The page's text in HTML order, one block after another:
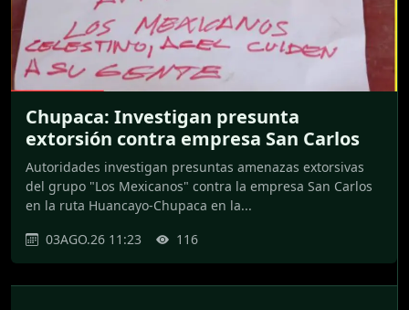
Chupaca: Investigan presunta
extorsión contra empresa San Carlos
Autoridades investigan presuntas amenazas extorsivas
del grupo "Los Mexicanos" contra la empresa San Carlos
en la ruta Huancayo-Chupaca en la...
03AGO.26 11:23
116